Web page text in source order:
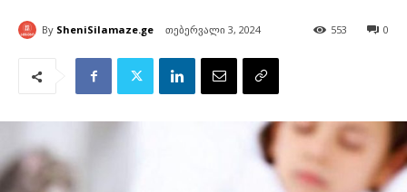
By SheniSilamaze.ge თებერვალი 3, 2024 0
553